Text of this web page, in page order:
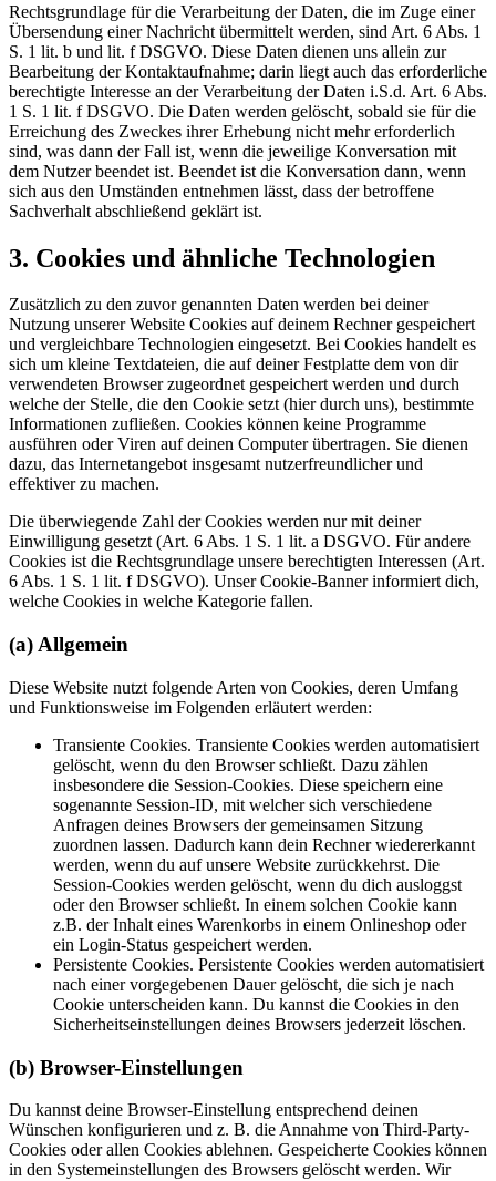
Rechtsgrundlage für die Verarbeitung der Daten, die im Zuge einer
Übersendung einer Nachricht übermittelt werden, sind Art. 6 Abs. 1
S. 1 lit. b und lit. f DSGVO. Diese Daten dienen uns allein zur
Bearbeitung der Kontaktaufnahme; darin liegt auch das erforderliche
berechtigte Interesse an der Verarbeitung der Daten i.S.d. Art. 6 Abs.
1 S. 1 lit. f DSGVO. Die Daten werden gelöscht, sobald sie für die
Erreichung des Zweckes ihrer Erhebung nicht mehr erforderlich
sind, was dann der Fall ist, wenn die jeweilige Konversation mit
dem Nutzer beendet ist. Beendet ist die Konversation dann, wenn
sich aus den Umständen entnehmen lässt, dass der betroffene
Sachverhalt abschließend geklärt ist.
3. Cookies und ähnliche Technologien
Zusätzlich zu den zuvor genannten Daten werden bei deiner
Nutzung unserer Website Cookies auf deinem Rechner gespeichert
und vergleichbare Technologien eingesetzt. Bei Cookies handelt es
sich um kleine Textdateien, die auf deiner Festplatte dem von dir
verwendeten Browser zugeordnet gespeichert werden und durch
welche der Stelle, die den Cookie setzt (hier durch uns), bestimmte
Informationen zufließen. Cookies können keine Programme
ausführen oder Viren auf deinen Computer übertragen. Sie dienen
dazu, das Internetangebot insgesamt nutzerfreundlicher und
effektiver zu machen.
Die überwiegende Zahl der Cookies werden nur mit deiner
Einwilligung gesetzt (Art. 6 Abs. 1 S. 1 lit. a DSGVO. Für andere
Cookies ist die Rechtsgrundlage unsere berechtigten Interessen (Art.
6 Abs. 1 S. 1 lit. f DSGVO). Unser Cookie-Banner informiert dich,
welche Cookies in welche Kategorie fallen.
(a) Allgemein
Diese Website nutzt folgende Arten von Cookies, deren Umfang
und Funktionsweise im Folgenden erläutert werden:
Transiente Cookies. Transiente Cookies werden automatisiert
gelöscht, wenn du den Browser schließt. Dazu zählen
insbesondere die Session-Cookies. Diese speichern eine
sogenannte Session-ID, mit welcher sich verschiedene
Anfragen deines Browsers der gemeinsamen Sitzung
zuordnen lassen. Dadurch kann dein Rechner wiedererkannt
werden, wenn du auf unsere Website zurückkehrst. Die
Session-Cookies werden gelöscht, wenn du dich ausloggst
oder den Browser schließt. In einem solchen Cookie kann
z.B. der Inhalt eines Warenkorbs in einem Onlineshop oder
ein Login-Status gespeichert werden.
Persistente Cookies. Persistente Cookies werden automatisiert
nach einer vorgegebenen Dauer gelöscht, die sich je nach
Cookie unterscheiden kann. Du kannst die Cookies in den
Sicherheitseinstellungen deines Browsers jederzeit löschen.
(b) Browser-Einstellungen
Du kannst deine Browser-Einstellung entsprechend deinen
Wünschen konfigurieren und z. B. die Annahme von Third-Party-
Cookies oder allen Cookies ablehnen. Gespeicherte Cookies können
in den Systemeinstellungen des Browsers gelöscht werden. Wir